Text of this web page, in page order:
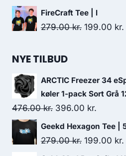
price
was:
price
is:
FireCraft Tee | l
279.00kr. Original
199.00 kr.
NYE TILBUD
ARCTIC Freezer 34
køler 1-pack Sort Grå
476.00kr. Original
price
was:
396.00 kr.
price
is:
Geekd Hexagon Tee |
279.00kr. Original
199.00 kr.